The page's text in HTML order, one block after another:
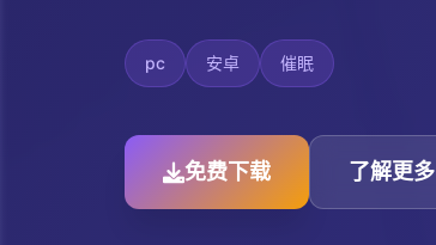
pc 安卓 催眠
免费下载 了解更多